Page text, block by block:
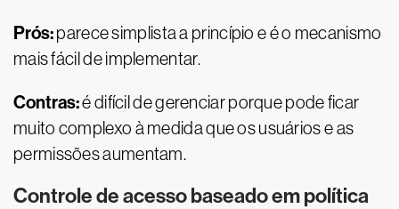
Prós:parece simplista a princípio e é o mecanismo
mais fácil de implementar.
Contras:é difícil de gerenciar porque pode ficar
muito complexo à medida que os usuários e as
permissões aumentam.
Controle de acesso baseado em política